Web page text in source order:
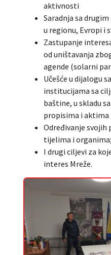
aktivnosti
Saradnja sa
u regionu, Evropi i
Zastupanje
od uništavanja
agende (solarni
Učešće u dijalogu
institucijama sa
baštine, u skladu
propisima i aktima
Određivanje
tijelima i organima;
I drugi ciljevi za
interes Mreže.